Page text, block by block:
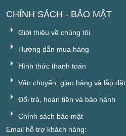
CHÍNH SÁCH - BẢO MẬT
Giới thiệu về chúng tôi
Hướng dẫn mua hàng
Hình thức thanh toán
Vận chuyển, giao hàng và lắp đặt
Đổi trả, hoàn tiền và bảo hành
Chính sách bảo mật
Email hỗ trợ khách hàng: